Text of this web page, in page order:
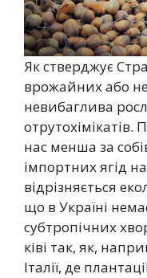
Як стверджує
врожайних або
невибаглива
отрутохімікатів.
нас менша за
імпортних ягід
відрізняється
що в Україні
субтропічних
ківі так, як,
Італії, де